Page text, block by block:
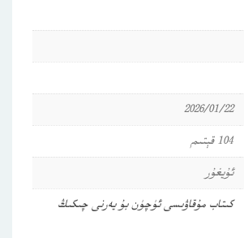
2026/01/22
104 قېتىم
ئۇيغۇر
كىتاب مۇقاۋىسى ئۈچۈن بۇ يەرنى چىكىڭ